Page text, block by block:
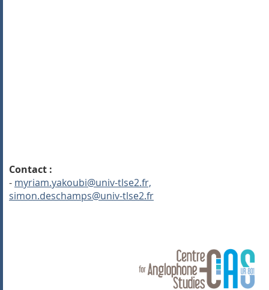
Contact :
- myriam.yakoubi@univ-tlse2.fr,
simon.deschamps@univ-tlse2.fr